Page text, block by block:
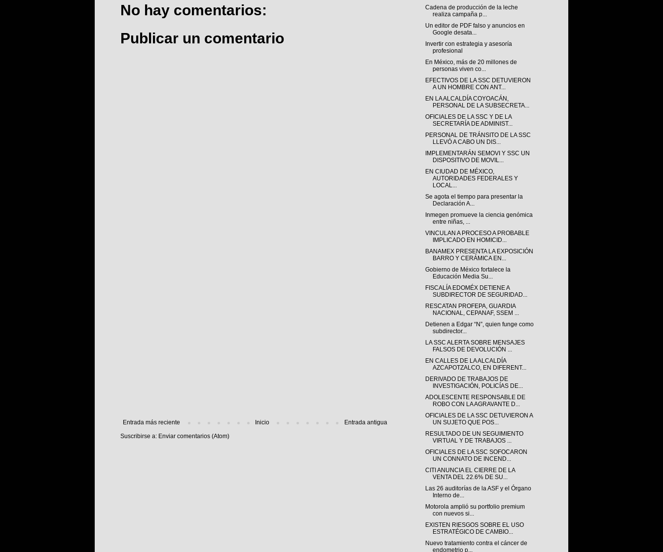
No hay comentarios:
Publicar un comentario
Entrada más reciente Entrada antigua
Inicio
Suscribirse a: Enviar comentarios (Atom)
Cadena de producción de la leche
realiza campaña p...
Un editor de PDF falso y anuncios en
Google desata...
Invertir con estrategia y asesoría
profesional
En México, más de 20 millones de
personas viven co...
EFECTIVOS DE LA SSC DETUVIERON
A UN HOMBRE CON ANT...
EN LA ALCALDÍA COYOACÁN,
PERSONAL DE LA SUBSECRETA...
OFICIALES DE LA SSC Y DE LA
SECRETARÍA DE ADMINIST...
PERSONAL DE TRÁNSITO DE LA SSC
LLEVÓ A CABO UN DIS...
IMPLEMENTARÁN SEMOVI Y SSC UN
DISPOSITIVO DE MOVIL...
EN CIUDAD DE MÉXICO,
AUTORIDADES FEDERALES Y
LOCAL...
Se agota el tiempo para presentar la
Declaración A...
Inmegen promueve la ciencia genómica
entre niñas, ...
VINCULAN A PROCESO A PROBABLE
IMPLICADO EN HOMICID...
BANAMEX PRESENTA LA EXPOSICIÓN
BARRO Y CERÁMICA EN...
Gobierno de México fortalece la
Educación Media Su...
FISCALÍA EDOMÉX DETIENE A
SUBDIRECTOR DE SEGURIDAD...
RESCATAN PROFEPA, GUARDIA
NACIONAL, CEPANAF, SSEM ...
Detienen a Edgar “N”, quien funge como
subdirector...
LA SSC ALERTA SOBRE MENSAJES
FALSOS DE DEVOLUCIÓN ...
EN CALLES DE LA ALCALDÍA
AZCAPOTZALCO, EN DIFERENT...
DERIVADO DE TRABAJOS DE
INVESTIGACIÓN, POLICÍAS DE...
ADOLESCENTE RESPONSABLE DE
ROBO CON LA AGRAVANTE D...
OFICIALES DE LA SSC DETUVIERON A
UN SUJETO QUE POS...
RESULTADO DE UN SEGUIMIENTO
VIRTUAL Y DE TRABAJOS ...
OFICIALES DE LA SSC SOFOCARON
UN CONNATO DE INCEND...
CITI ANUNCIA EL CIERRE DE LA
VENTA DEL 22.6% DE SU...
Las 26 auditorías de la ASF y el Órgano
Interno de...
Motorola amplió su portfolio premium
con nuevos si...
EXISTEN RIESGOS SOBRE EL USO
ESTRATÉGICO DE CAMBIO...
Nuevo tratamiento contra el cáncer de
endometrio p...